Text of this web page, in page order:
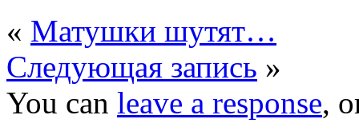
« Матушки шутят…
Следующая запись »
You can leave a response,